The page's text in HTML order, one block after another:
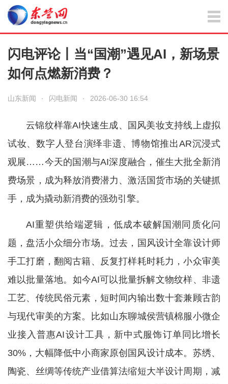
闪电评论丨当“国潮”遇见AI，新场景
如何点燃新消费？
山东新闻 · 闪电新闻 · 2026-06-30 16:54
云锦纹样靠AI快速生成、国风美妆支持线上虚拟
试妆、数字人登台演绎非遗、博物馆推出AR沉浸式
观展……今天的国潮与AI深度融合，催生大批全新消
费场景，成为释放消费潜力、激活国货市场的关键抓
手，成为撬动新消费的强劲引擎。
AI重塑供给端逻辑，低成本破解国潮同质化问
题，盘活小众细分市场。过去，国风设计全靠设计师
手工打磨，翻阅古籍、反复打样耗时耗力，小众审美
难以批量落地。如今AI可以批量拆解文物纹样、非遗
工艺、传统民俗元素，短时间内输出数十套兼顾古韵
与现代审美的方案。比如山东聊城侯营镇棉服小微企
业接入普惠AI设计工具，新中式服饰订单同比增长
30%，大幅降低中小商家原创国风设计成本。苏绣、
陶瓷、丝绸等传统产业借算法缩短大半设计周期，减